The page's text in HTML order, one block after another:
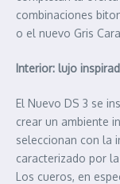
combinaciones
o el nuevo Gris
Interior: lujo
El Nuevo DS 3 se
crear un ambiente
seleccionan con la
caracterizado por
Los cueros, en